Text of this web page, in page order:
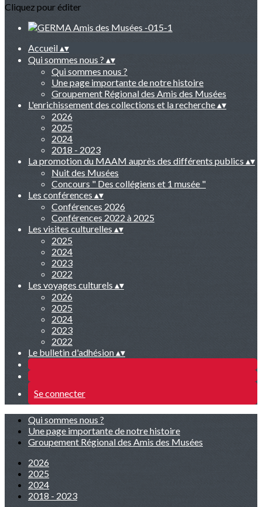
Cliquez pour éditer
Accueil▴▾
Qui sommes nous ? ▴▾
Qui sommes nous ?
Une page importante de notre histoire
Groupement Régional des Amis des Musées
L'enrichissement des collections et la recherche▴▾
2026
2025
2024
2018 - 2023
La promotion du MAAM auprès des différents publics ▴▾
Nuit des Musées
Concours " Des collégiens et 1 musée "
Les conférences ▴▾
Conférences 2026
Conférences 2022 à 2025
Les visites culturelles ▴▾
2025
2024
2023
2022
Les voyages culturels ▴▾
2026
2025
2024
2023
2022
Le bulletin d'adhésion▴▾
Se connecter
Qui sommes nous ?
Une page importante de notre histoire
Groupement Régional des Amis des Musées
2026
2025
2024
2018 - 2023